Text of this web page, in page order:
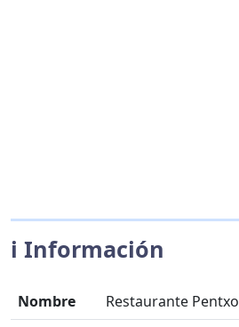
ℹ️ Información
Nombre
Restaurante Pentxo